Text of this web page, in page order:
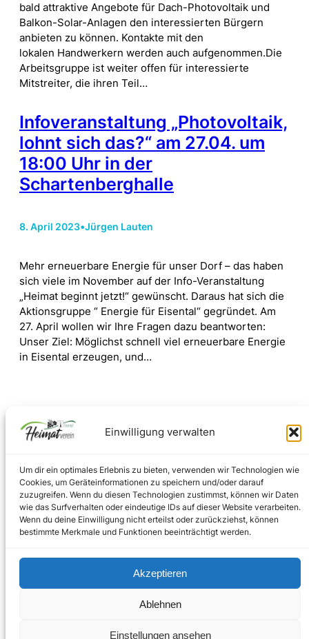
Einwilligung verwalten
Um dir ein optimales Erlebnis zu bieten, verwenden wir Technologien wie
Cookies, um Geräteinformationen zu speichern und/oder darauf
zuzugreifen. Wenn du diesen Technologien zustimmst, können wir Daten
wie das Surfverhalten oder eindeutige IDs auf dieser Website verarbeiten.
Wenn du deine Einwilligung nicht erteilst oder zurückziehst, können
bestimmte Merkmale und Funktionen beeinträchtigt werden.
Akzeptieren
Ablehnen
Einstellungen ansehen
bald attraktive Angebote für Dach-Photovoltaik und
Balkon-Solar-Anlagen den interessierten Bürgern
anbieten zu können. Kontakte mit den
lokalen Handwerkern werden auch aufgenommen.Die
Arbeitsgruppe ist weiter offen für interessierte
Mitstreiter, die ihren Teil…
Infoveranstaltung „Photovoltaik,
lohnt sich das?“ am 27.04. um
18:00 Uhr in der
Schartenberghalle
8. April 2023•Jürgen Lauten
Mehr erneuerbare Energie für unser Dorf – das haben
sich viele im November auf der Info-Veranstaltung
„Heimat beginnt jetzt!“ gewünscht. Daraus hat sich die
Aktionsgruppe “ Energie für Eisental“ gegründet. Am
27. April wollen wir Ihre Fragen dazu beantworten:
Unser Ziel: Möglichst schnell viel erneuerbare Energie
in Eisental erzeugen, und…
Facebook Instagram
Impressum–Datenschutz
Copyright © 2024